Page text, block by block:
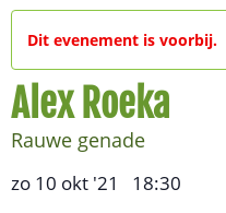
Dit evenement is voorbij.
Alex Roeka
Rauwe genade
zo 10 okt '21 18:30